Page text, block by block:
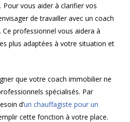
Pour vous aider à clarifier vos
de travailler avec un coach
professionnel vous aidera à
plus adaptées à votre situation et
que votre coach immobilier ne
spécialisés. Par
d’un chauffagiste pour un
cette fonction à votre place.